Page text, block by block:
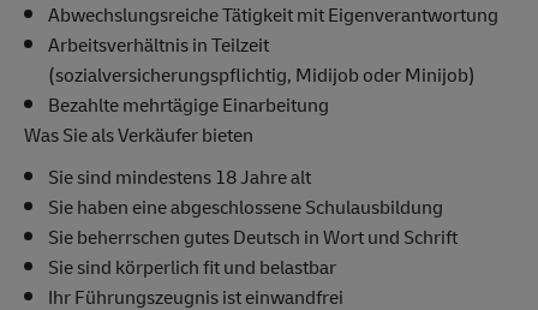
Abwechslungsreiche Tätigkeit mit Eigenverantwortung
Arbeitsverhältnis in Teilzeit
(sozialversicherungspflichtig, Midijob oder Minijob)
Bezahlte mehrtägige Einarbeitung
Was Sie als Verkäufer bieten
Sie sind mindestens 18 Jahre alt
Sie haben eine abgeschlossene Schulausbildung
Sie beherrschen gutes Deutsch in Wort und Schrift
Sie sind körperlich fit und belastbar
Ihr Führungszeugnis ist einwandfrei